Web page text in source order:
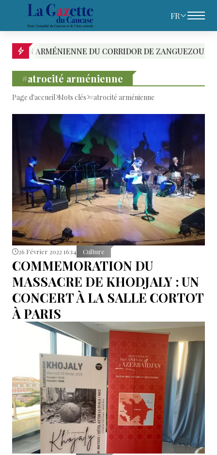
FR
DU CORRIDOR DE ZANGUEZOUR DEVRAIT
#atrocité arménienne
Page d'accueil Mots clés #atrocité arménienne
26 Février 2022 16:14 Culture
COMMEMORATION DU
MASSACRE DE KHODJALY : UN
CONCERT À LA SALLE CORTOT
À PARIS